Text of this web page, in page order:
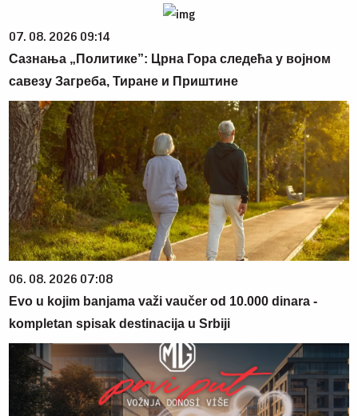
07. 08. 2026 09:14
Сазнања „Политике”: Црна Гора следећа у војном
савезу Загреба, Тиране и Приштине
06. 08. 2026 07:08
Evo u kojim banjama važi vaučer od 10.000 dinara -
kompletan spisak destinacija u Srbiji